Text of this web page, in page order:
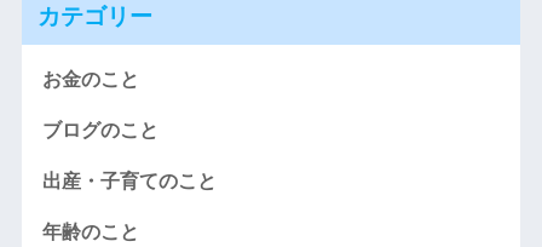
カテゴリー
お金のこと
ブログのこと
出産・子育てのこと
年齢のこと